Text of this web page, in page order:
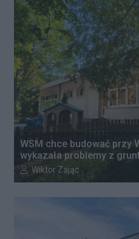
WSM chce budować przy
wykazała problemy z
Autor artykułu:
Wiktor Zając